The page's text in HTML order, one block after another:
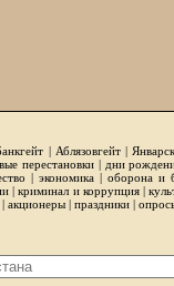
| Аблязовгейт|
перестановки| дни
| экономика | оборона и
|криминал и коррупция|
| акционеры | праздники |